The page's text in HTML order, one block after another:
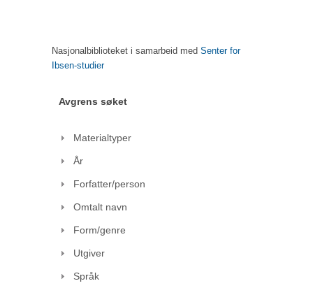
Nasjonalbiblioteket i samarbeid med Senter for
Ibsen-studier
Avgrens søket
Materialtyper
År
Forfatter/person
Omtalt navn
Form/genre
Utgiver
Språk